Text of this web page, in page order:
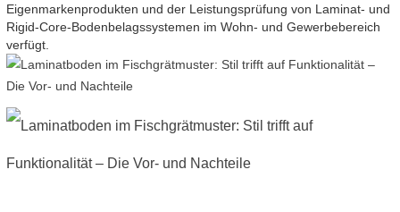
Eigenmarkenprodukten und der Leistungsprüfung von Laminat- und
Rigid-Core-Bodenbelagssystemen im Wohn- und Gewerbebereich
verfügt.